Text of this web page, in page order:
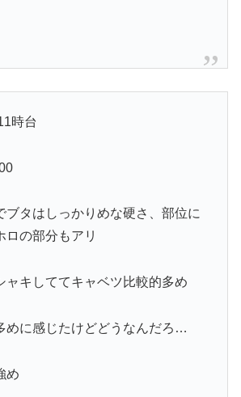
時台
ブタはしっかりめな硬さ、部位に
ロの部分もアリ
ャキしててキャベツ比較的多め
めに感じたけどどうなんだろ…
め